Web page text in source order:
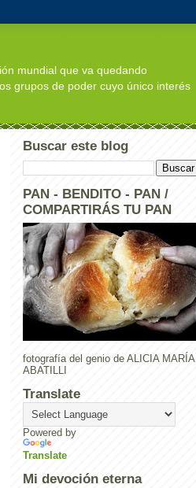
mundial que va quedando
grupos de poder cuyo único interés
Buscar este blog
PAN - BENDITO - PAN /
COMPARTIRÁS TU PAN
fotografía del genio de ALICIA MARÍA
ABATILLI
Translate
Powered by
Translate
Mi devoción eterna